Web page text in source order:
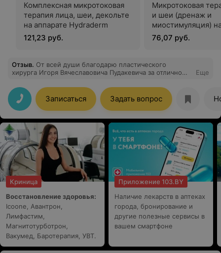
Комплексная микротоковая
терапия лица, шеи, декольте
на аппарате Hydraderm
121,23 руб.
Микротоковая
и шеи (дренаж и
миостимуляция)
Hydraderm
76,07 руб.
Отзыв. От всей души благодарю пластического
хирурга Игоря Вячеславовича Пудакевича за отлично
Делала блефаропластикиу верхнего века. Все прошло
замечательно. Операция проходила под седацией.
Реабилитация прошла быстро, швы сделаны тонко,
аккуратно, рубцы почти не видны. Окружающие даже и
не замечают, что была проведена операция. Теперь
мне приятно смотреть на себя в зеркало - это верный
признак хорошего настроения. Игорь Вячеславович от
Бога! Благодарю Вас за хорошо выполненную
операцию. Прошло уже больше месяца после
операции и с каждым днём результат все лучше. Всем
советую обращаться к Игорю Вячеславовичу, если
хотите стать моложе на 10 лет!
Еще
Записаться Задать вопрос
Криница
Восстановление здоровья:
Icoone, Авантрон,
Лимфастим,
Магнитотурботрон,
Вакумед, Баротерапия, УВТ.
Приложение 103.BY
Наличие лекарств в аптеках
города, бронирование и
другие полезные сервисы в
вашем смартфоне